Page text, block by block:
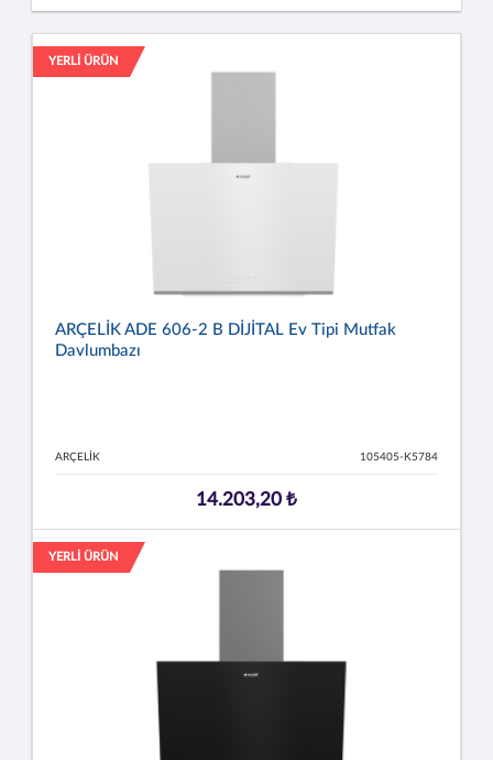
YERLİ ÜRÜN
ARÇELİK ADE 606-2 B DİJİTAL Ev Tipi Mutfak
Davlumbazı
ARÇELİK 105405-K5784
14.203,20 ₺
YERLİ ÜRÜN